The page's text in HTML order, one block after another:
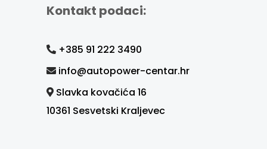
Kontakt podaci:
+385 91 222 3490
info@autopower-centar.hr
Slavka kovačića 16
10361 Sesvetski Kraljevec